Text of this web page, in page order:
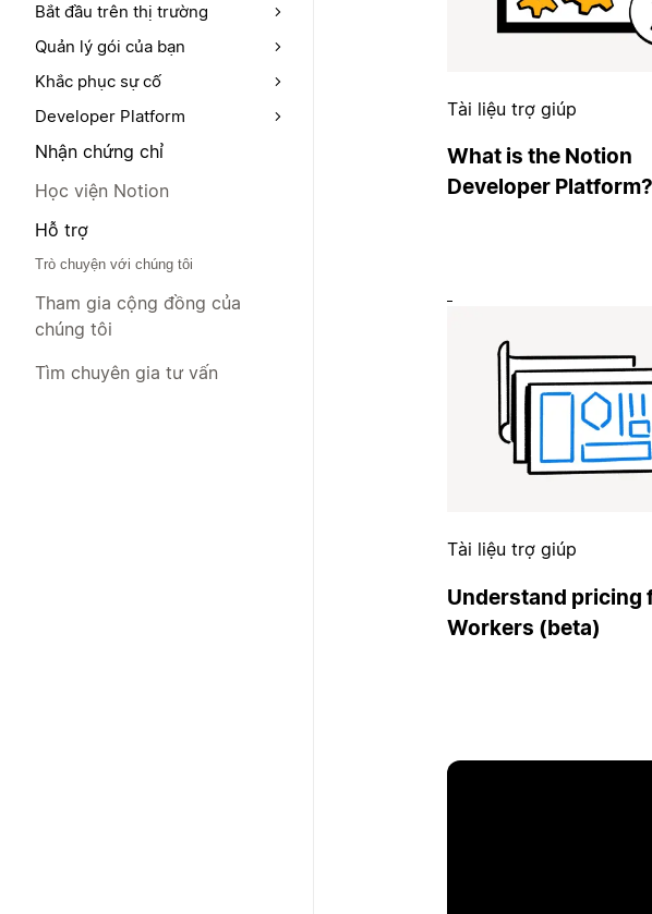
Bắt đầu trên thị trường
Quản lý gói của bạn
Khắc phục sự cố
Developer Platform
Nhận chứng chỉ
Học viện Notion
Hỗ trợ
Trò chuyện với chúng tôi
Tham gia cộng đồng của
chúng tôi
Tìm chuyên gia tư vấn
Tài liệu trợ giúp
What is the Notion
Developer Platform?
Tài liệu trợ giúp
Understand pricing
Workers (beta)